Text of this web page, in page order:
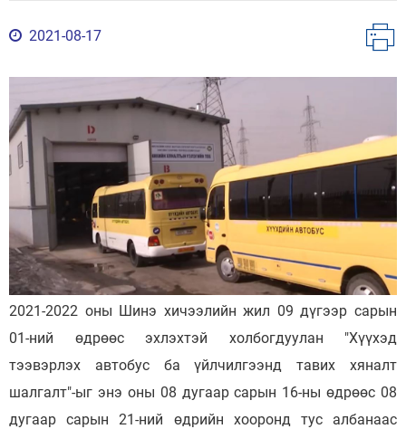
2021-08-17
2021-2022 оны Шинэ хичээлийн жил 09 дүгээр сарын
01-ний өдрөөс эхлэхтэй холбогдуулан "Хүүхэд
тээвэрлэх автобус ба үйлчилгээнд тавих хяналт
шалгалт"-ыг энэ оны 08 дугаар сарын 16-ны өдрөөс 08
дугаар сарын 21-ний өдрийн хооронд тус албанаас